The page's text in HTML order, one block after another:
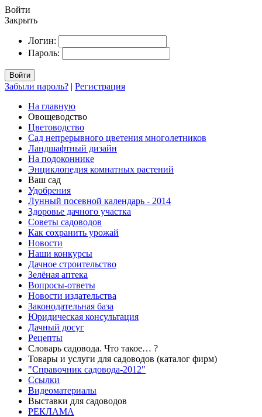
Войти
Закрыть
Логин:
Пароль:
Войти
Забыли пароль? | Регистрация
На главную
Овощеводство
Цветоводство
Сад непрерывного цветения многолетников
Ландшафтный дизайн
На подоконнике
Энциклопедия комнатных растений
Ваш сад
Удобрения
Лунный посевной календарь - 2014
Здоровье дачного участка
Советы садоводов
Как сохранить урожай
Новости
Наши конкурсы
Дачное строительство
Зелёная аптека
Вопросы-ответы
Новости издательства
Законодательная база
Юридическая консультация
Дачный досуг
Рецепты
Словарь садовода. Что такое… ?
Товары и услуги для садоводов (каталог фирм)
"Справочник садовода-2012"
Ссылки
Видеоматериалы
Выставки для садоводов
РЕКЛАМА